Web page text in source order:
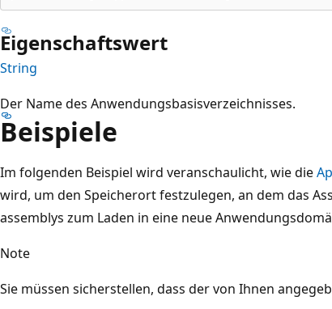
Eigenschaftswert
String
Der Name des Anwendungsbasisverzeichnisses.
Beispiele
Im folgenden Beispiel wird veranschaulicht, wie die
wird, um den Speicherort festzulegen, an dem das
assemblys zum Laden in eine neue
Note
Sie müssen sicherstellen, dass der von Ihnen